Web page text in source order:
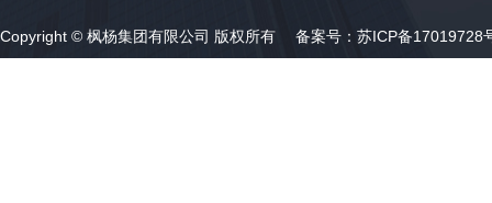
Copyright © 枫杨集团有限公司 版权所有 备案号： 苏ICP备17019728